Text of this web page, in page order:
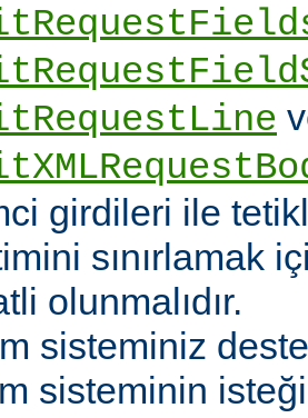
girdileri ile
sınırlamak
olunmalıdır.
sisteminiz
sisteminin isteği